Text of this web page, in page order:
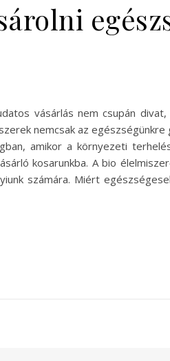
vásárlás nem csupán
nemcsak az egészségünkre
amikor a környezeti
kosarunkba. A bio
számára. Miért